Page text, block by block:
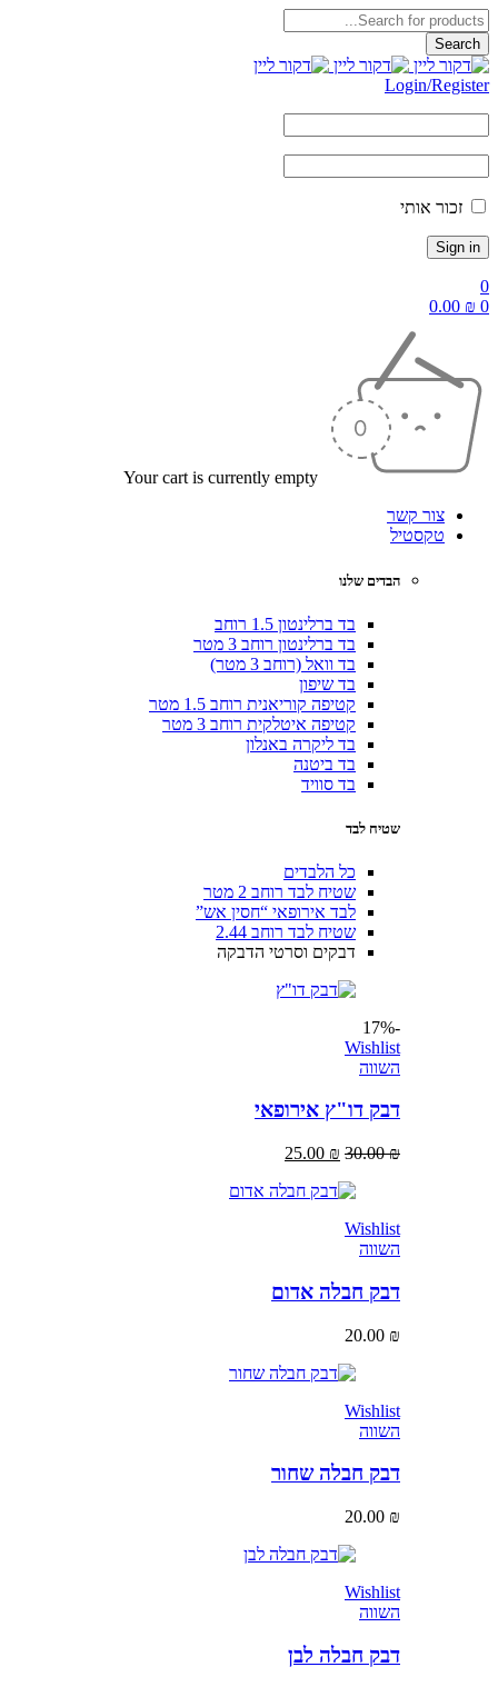
Login/
אותי
Your cart is currently empty
צור קשר
טקסטיל
הבדים שלנו
בד ברלינטון 1.5 רוחב
בד ברלינטון רוחב 3 מטר
בד וואל (רוחב 3 מטר)
בד שיפון
קטיפה קוריאנית רוחב 1.5 מטר
קטיפה איטלקית רוחב 3 מטר
בד ליקרה באנלון
בד ביטנה
בד סוויד
שטיח לבד
כל הלבדים
שטיח לבד רוחב 2 מטר
לבד אירופאי “חסין אש”
שטיח לבד רוחב 2.44
דבקים וסרטי הדבקה
Wishlist
דבק דו"ץ אירופאי
30.00
25.00₪
Wishlist
דבק חבלה אדום
20.00
Wishlist
דבק חבלה שחור
20.00
Wishlist
דבק חבלה לבן